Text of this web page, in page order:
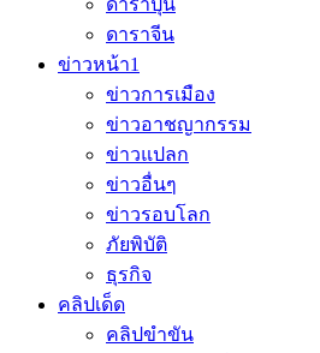
ดาราปุ่น
ดาราจีน
ข่าวหน้า1
ข่าวการเมือง
ข่าวอาชญากรรม
ข่าวแปลก
ข่าวอื่นๆ
ข่าวรอบโลก
ภัยพิบัติ
ธุรกิจ
คลิปเด็ด
คลิปขำขัน